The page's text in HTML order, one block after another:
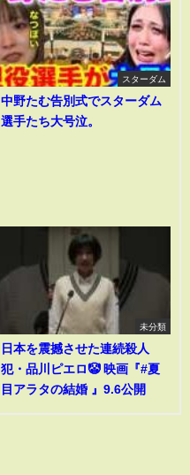
スターダム
中野たむ告別式でスターダム
選手たち大号泣。
未分類
日本を震撼させた連続殺人
犯・品川ピエロ🤡 映画『#夏
目アラタの結婚 』9.6公開